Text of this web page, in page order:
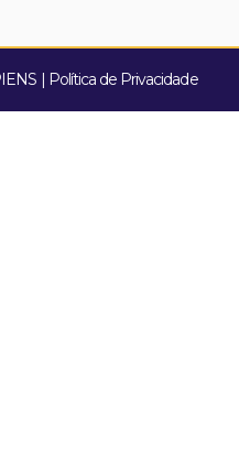
| Política de Privacidade